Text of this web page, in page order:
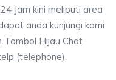
Jam kini meliputi area
anda kunjungi kami
Tombol Hijau Chat
(telephone).